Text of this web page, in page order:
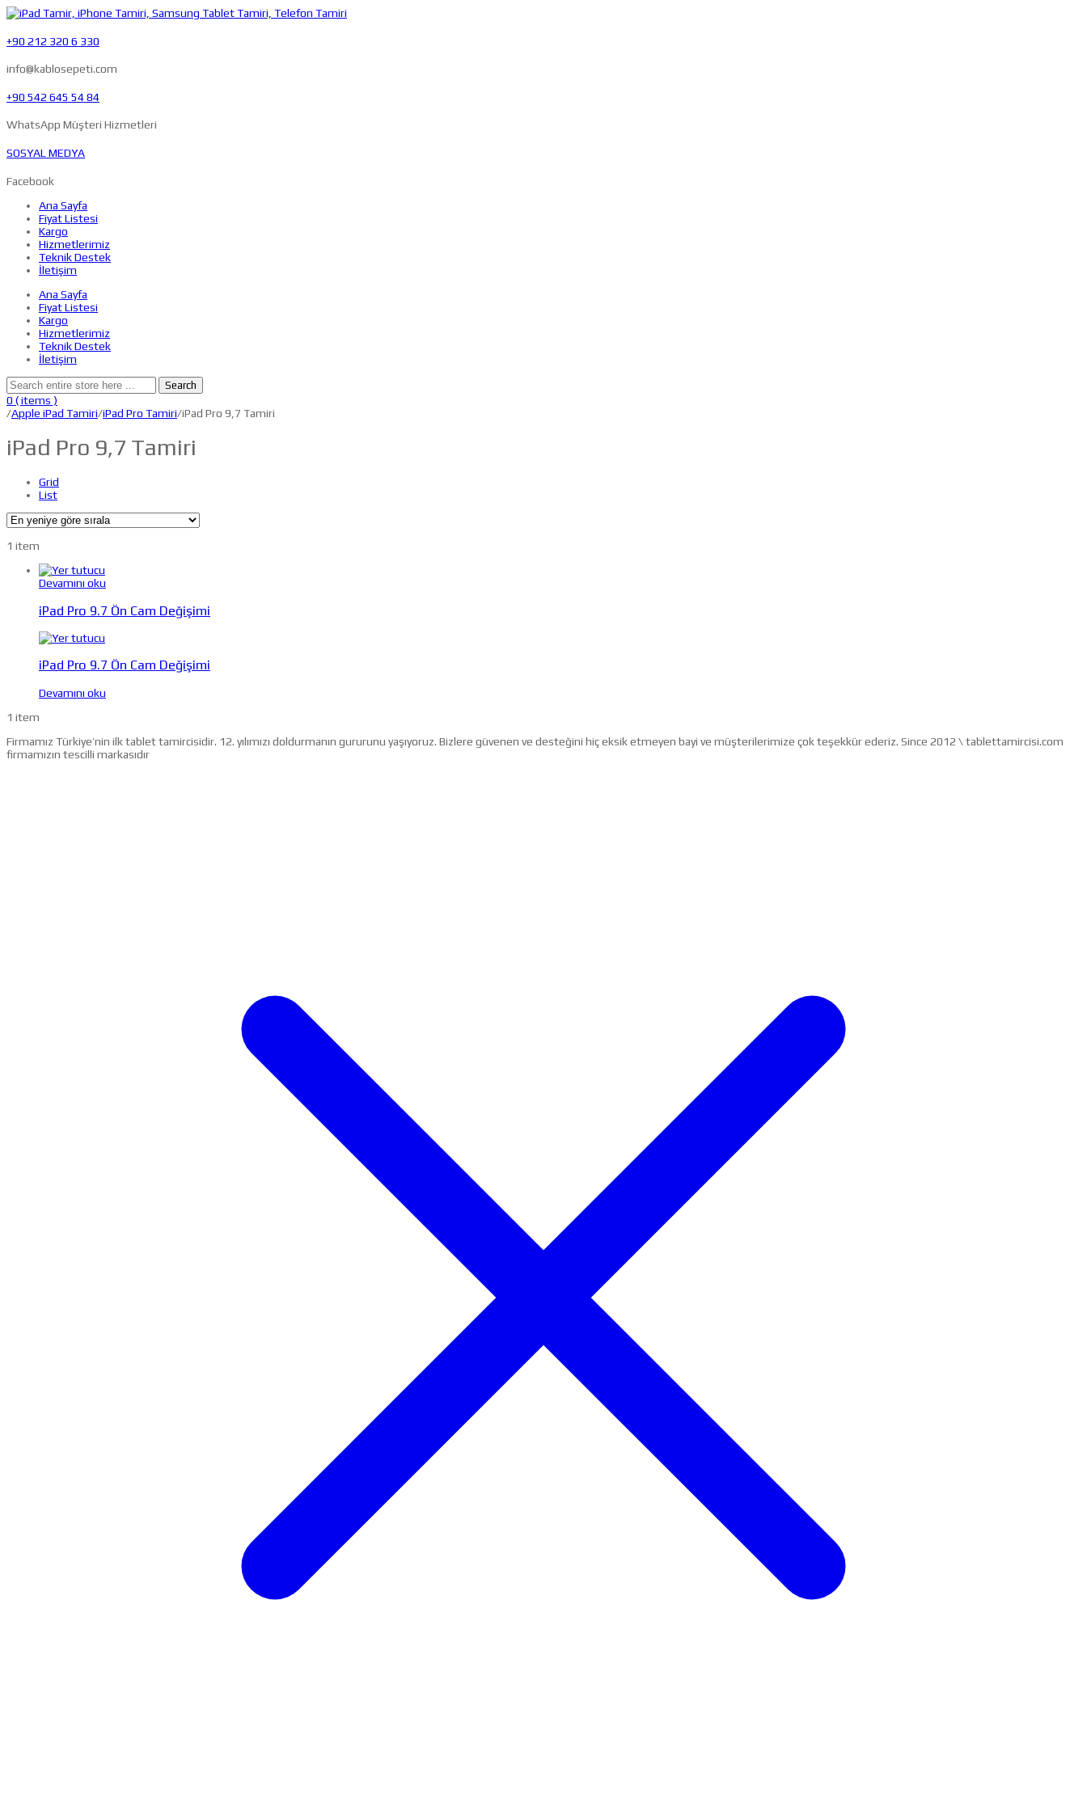
+90 212 320 6 330
info@kablosepeti.com
+90 542 645 54 84
WhatsApp Müşteri Hizmetleri
SOSYAL MEDYA
Facebook
Ana Sayfa
Fiyat Listesi
Kargo
Hizmetlerimiz
Teknik Destek
İletişim
Ana Sayfa
Fiyat Listesi
Kargo
Hizmetlerimiz
Teknik Destek
İletişim
Search
0 ( items )
/Apple iPad Tamiri/iPad Pro Tamiri/iPad Pro 9,7 Tamiri
iPad Pro 9,7 Tamiri
Grid
List
1 item
Devamını oku
iPad Pro 9.7 Ön Cam Değişimi
iPad Pro 9.7 Ön Cam Değişimi
Devamını oku
1 item
Firmamız Türkiye’nin ilk tablet tamircisidir. 12. yılımızı doldurmanın gururunu yaşıyoruz. Bizlere güvenen ve desteğini hiç eksik etmeyen bayi ve müşterilerimize çok teşekkür ederiz. Since 2012 \ tablettamircisi.com
firmamızın tescilli markasıdır